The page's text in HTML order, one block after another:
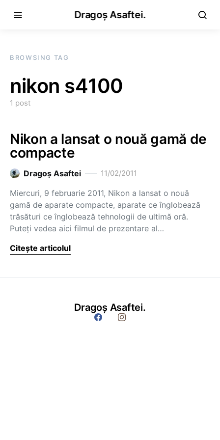
Dragoș Asaftei.
BROWSING TAG
nikon s4100
1 post
Nikon a lansat o nouă gamă de
compacte
Dragoş Asaftei 11/02/2011
Miercuri, 9 februarie 2011, Nikon a lansat o nouă
gamă de aparate compacte, aparate ce înglobează
trăsături ce înglobează tehnologii de ultimă oră.
Puteţi vedea aici filmul de prezentare al…
Citește articolul
Dragoș Asaftei.